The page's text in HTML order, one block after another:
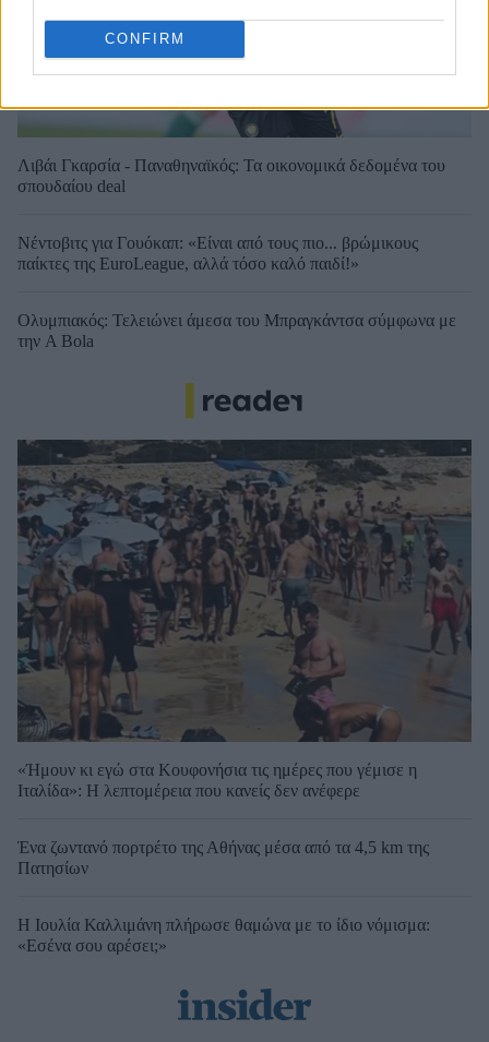
CONFIRM
Λιβάι Γκαρσία - Παναθηναϊκός: Τα οικονομικά δεδομένα του
σπουδαίου deal
Νέντοβιτς για Γουόκαπ: «Είναι από τους πιο... βρώμικους
παίκτες της EuroLeague, αλλά τόσο καλό παιδί!»
Ολυμπιακός: Τελειώνει άμεσα του Μπραγκάντσα σύμφωνα με
την A Bola
«Ήμουν κι εγώ στα Κουφονήσια τις ημέρες που γέμισε η
Ιταλίδα»: Η λεπτομέρεια που κανείς δεν ανέφερε
Ένα ζωντανό πορτρέτο της Αθήνας μέσα από τα 4,5 km της
Πατησίων
Η Ιουλία Καλλιμάνη πλήρωσε θαμώνα με το ίδιο νόμισμα:
«Εσένα σου αρέσει;»